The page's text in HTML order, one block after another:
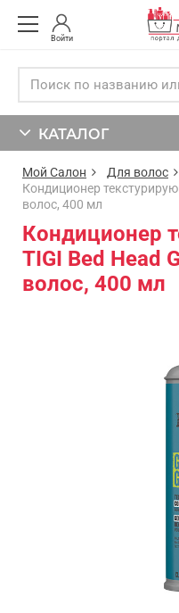
Войти
КАТАЛОГ
Мой Салон Для волос
Кондиционер
волос, 400 мл
Кондиционер
TIGI Bed Head
волос, 400 мл